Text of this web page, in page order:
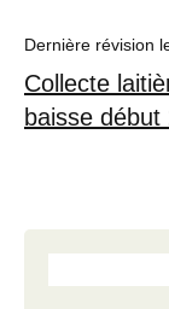
Dernière révision
Collecte
baisse début